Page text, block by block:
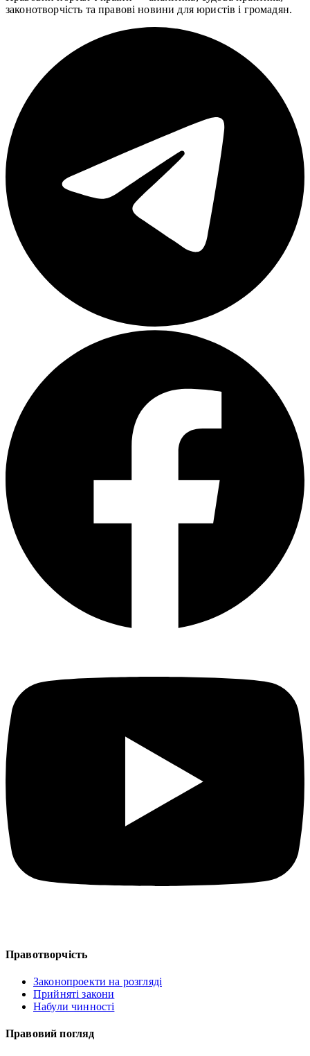
законотворчість та правові новини для юристів і громадян.
Правотворчість
Законопроекти на розгляді
Прийняті закони
Набули чинності
Правовий погляд